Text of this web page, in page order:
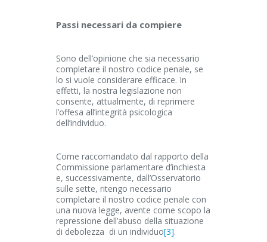
Passi necessari da compiere
Sono dell’opinione che sia necessario
completare il nostro codice penale, se
lo si vuole considerare efficace. In
effetti, la nostra legislazione non
consente, attualmente, di reprimere
l’offesa all’integrità psicologica
dell’individuo.
Come raccomandato dal rapporto della
Commissione parlamentare d’inchiesta
e, successivamente, dall’Osservatorio
sulle sette, ritengo necessario
completare il nostro codice penale con
una nuova legge, avente come scopo la
repressione dell’abuso della situazione
di debolezza di un individuo[3].